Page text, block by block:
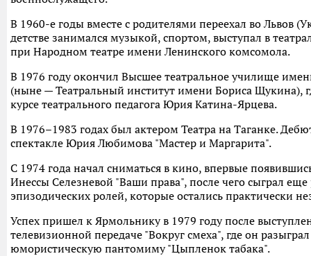
В 1960-е годы вместе с родителями переехал во Львов
детстве занимался музыкой, спортом, выступал в
при Народном театре имени Ленинского комсомола.
В 1976 году окончил Высшее театральное училище
(ныне — Театральный институт имени Бориса Щукина),
курсе театрального педагога Юрия Катина-Ярцева.
В 1976–1983 годах был актером Театра на Таганке.
спектакле Юрия Любимова "Мастер и Маргарита".
С 1974 года начал сниматься в кино, впервые
Инессы Селезневой "Ваши права", после чего сыграл еще
эпизодических ролей, которые остались практически
Успех пришел к Ярмольнику в 1979 году после
телевизионной передаче "Вокруг смеха", где он разыграл
юмористическую пантомиму "Цыпленок табака".